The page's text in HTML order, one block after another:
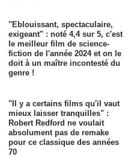
"Eblouissant, spectaculaire,
exigeant" : noté 4,4 sur 5, c'est
le meilleur film de science-
fiction de l'année 2024 et on le
doit à un maître incontesté du
genre !
"Il y a certains films qu'il vaut
mieux laisser tranquilles" :
Robert Redford ne voulait
absolument pas de remake
pour ce classique des années
70